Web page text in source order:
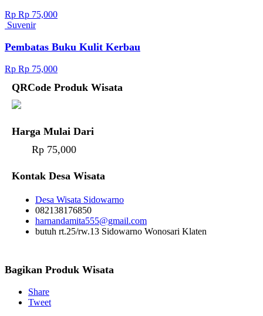
Rp Rp 75,000
Suvenir
Pembatas Buku Kulit Kerbau
Rp Rp 75,000
QRCode Produk Wisata
Harga Mulai Dari
Rp 75,000
Kontak Desa Wisata
Desa Wisata Sidowarno
082138176850
harnandamita555@gmail.com
butuh rt.25/rw.13 Sidowarno Wonosari Klaten
Bagikan Produk Wisata
Share
Tweet